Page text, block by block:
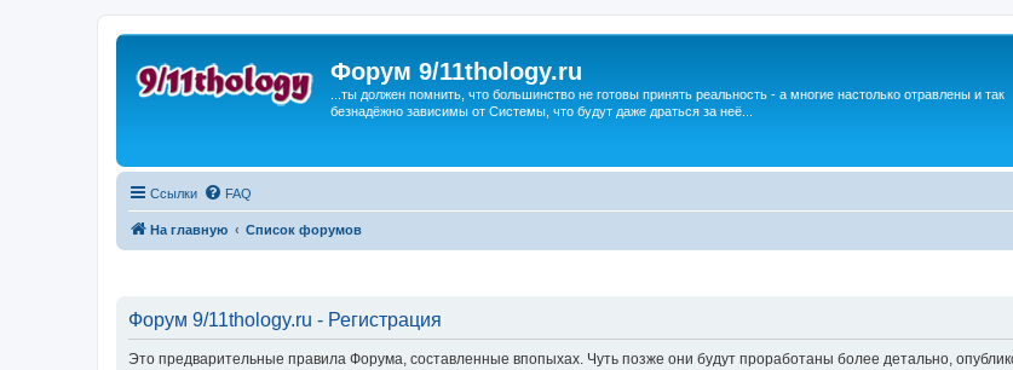
Форум 9/11thology.ru
...ты должен помнить, что большинство не готовы принять реальность - а многие настолько отравлены и так
безнадёжно зависимы от Системы, что будут даже драться за неё...
Ссылки FAQ
На главную Список форумов
Форум 9/11thology.ru - Регистрация
Это предварительные правила Форума, составленные впопыхах. Чуть позже они будут проработаны более детально,